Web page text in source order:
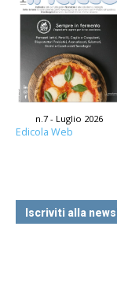
n.7 - Luglio 2026
Edicola Web
Iscriviti alla